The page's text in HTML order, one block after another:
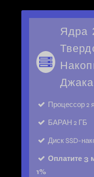
Ядра
Процессор2
БАРАН 2 ГБ
ДискSSD-
Оплатите 3
1%